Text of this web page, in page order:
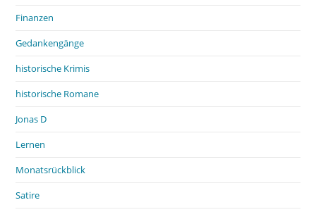
Finanzen
Gedankengänge
historische Krimis
historische Romane
Jonas D
Lernen
Monatsrückblick
Satire